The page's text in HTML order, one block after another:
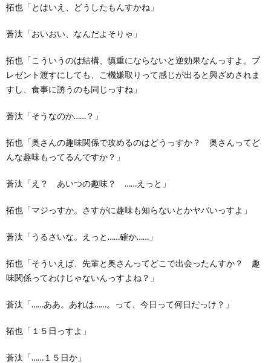
拓也「とはいえ、どうしたもんすかね」
蒼汰「おいおい、なんだよそりゃ」
拓也「こういうのは結構、慎重にならないと逆効果なんっすよ。プ
レゼント渡すにしても、ご機嫌取りって感じが出ると興ざめされま
すし、食事に誘うのも同じっすね」
蒼汰「そうなのか……？」
拓也「奥さんの趣味関係で攻めるのはどうっすか？ 奥さんってど
んな趣味もってるんですか？」
蒼汰「え？ あいつの趣味？ ……えっと」
拓也「マジっすか。さすがに趣味も知らないとかヤバいっすよ」
蒼汰「うるさいな。えっと……確か……」
拓也「そういえば、先輩と奥さんってどこで出会ったんすか？ 趣
味関係ってわけじゃないんっすよね？」
蒼汰「……ああ。あれは……。って、今日って何日だっけ？」
拓也「１５日っすよ」
蒼汰「……１５日か」